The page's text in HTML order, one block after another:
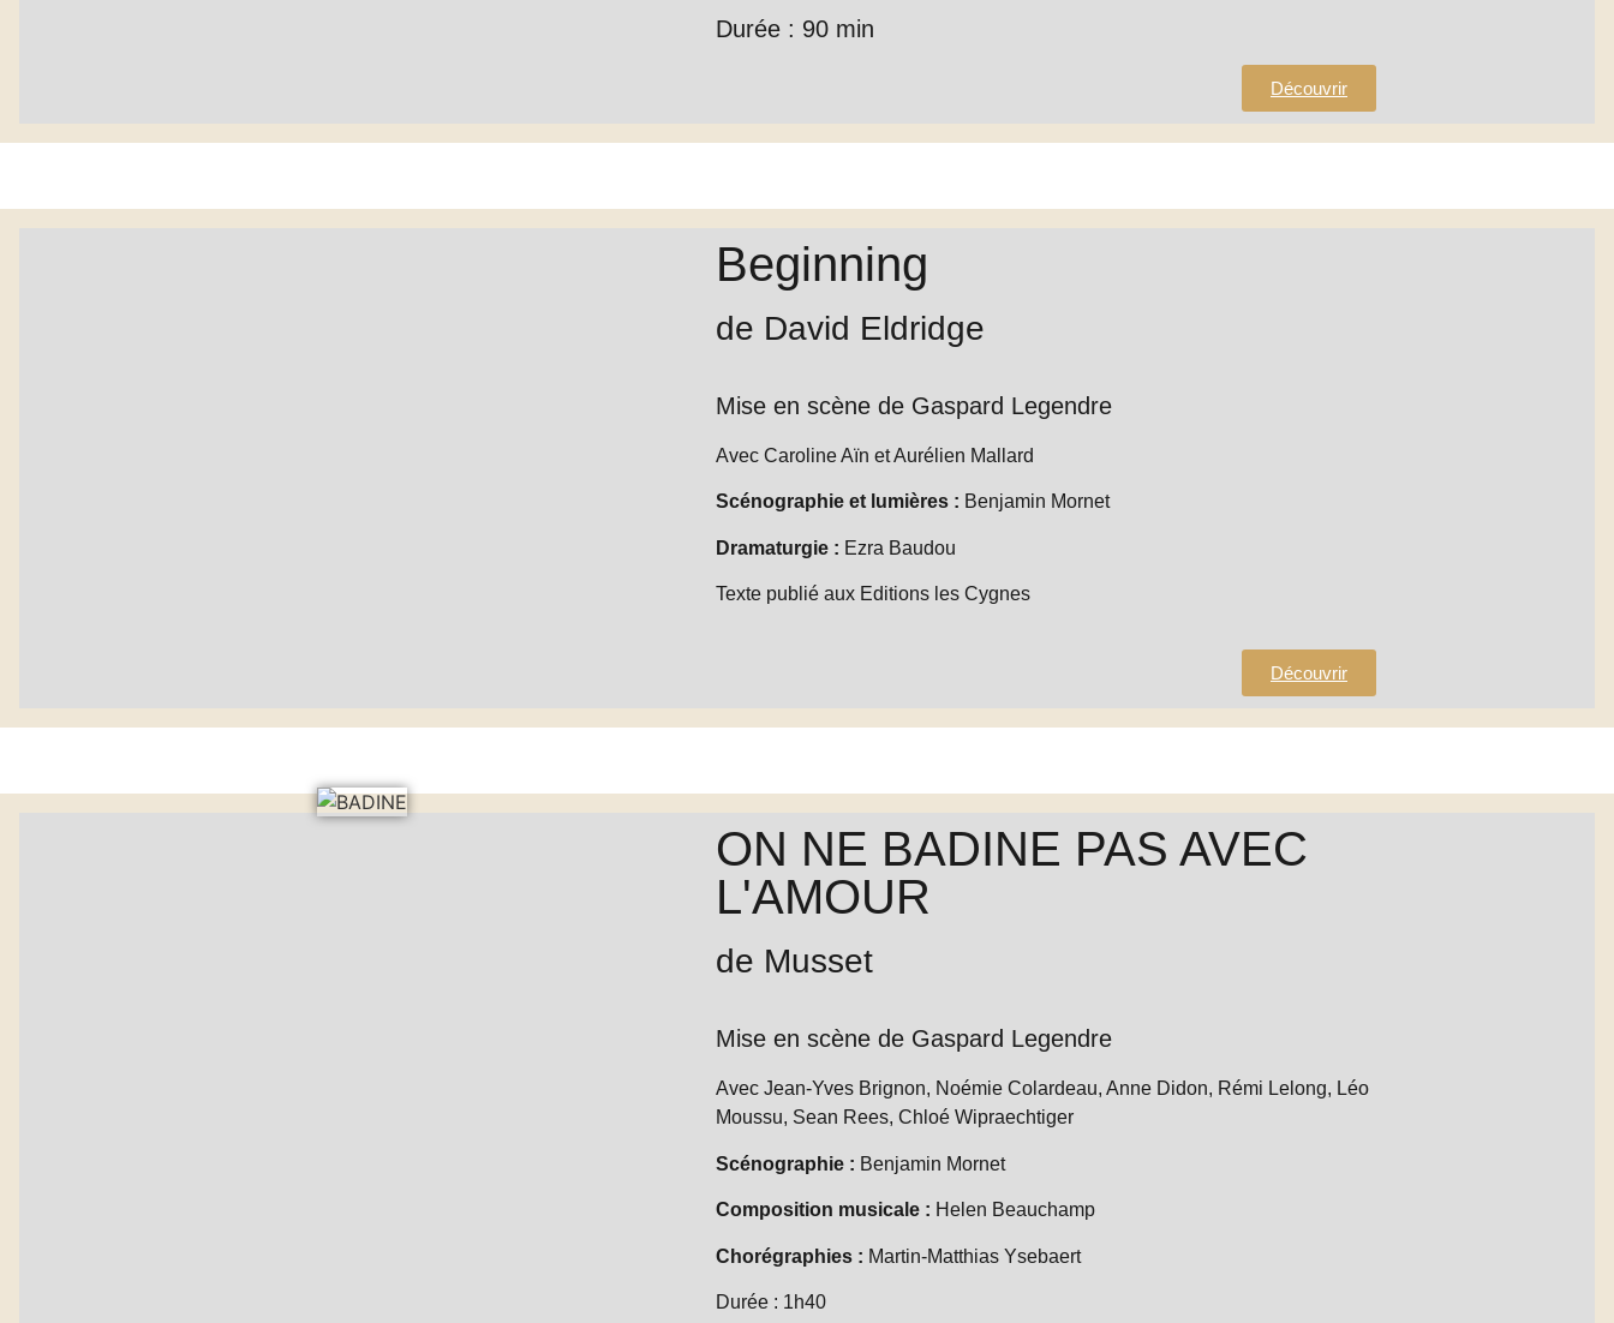
Durée : 90 min
Découvrir
Beginning
de David Eldridge
Mise en scène de Gaspard Legendre
Avec Caroline Aïn et Aurélien Mallard
Scénographie et lumières : Benjamin Mornet
Dramaturgie : Ezra Baudou
Texte publié aux Editions les Cygnes
Découvrir
ON NE BADINE PAS AVEC
L'AMOUR
de Musset
Mise en scène de Gaspard Legendre
Avec Jean-Yves Brignon, Noémie Colardeau, Anne Didon, Rémi Lelong, Léo
Moussu, Sean Rees, Chloé Wipraechtiger
Scénographie : Benjamin Mornet
Composition musicale : Helen Beauchamp
Chorégraphies : Martin-Matthias Ysebaert
Durée : 1h40